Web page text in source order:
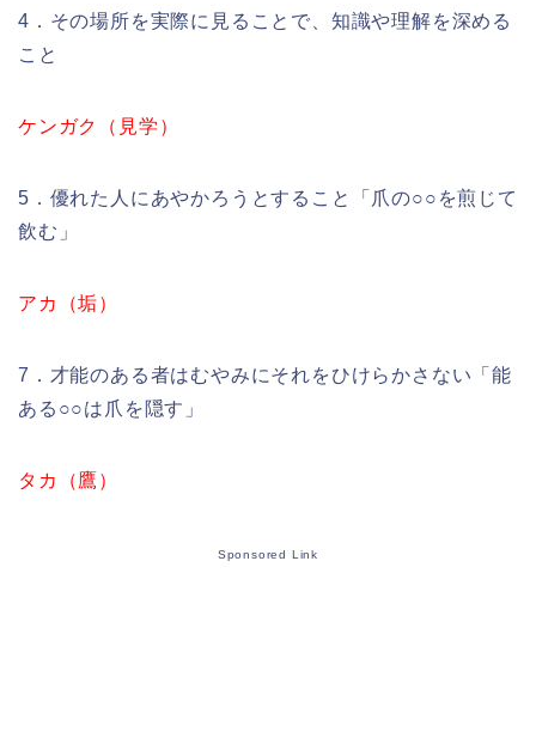
4．その場所を実際に見ることで、知識や理解を深める
こと
ケンガク（見学）
5．優れた人にあやかろうとすること「爪の○○を煎じて
飲む」
アカ（垢）
7．才能のある者はむやみにそれをひけらかさない「能
ある○○は爪を隠す」
タカ（鷹）
Sponsored Link